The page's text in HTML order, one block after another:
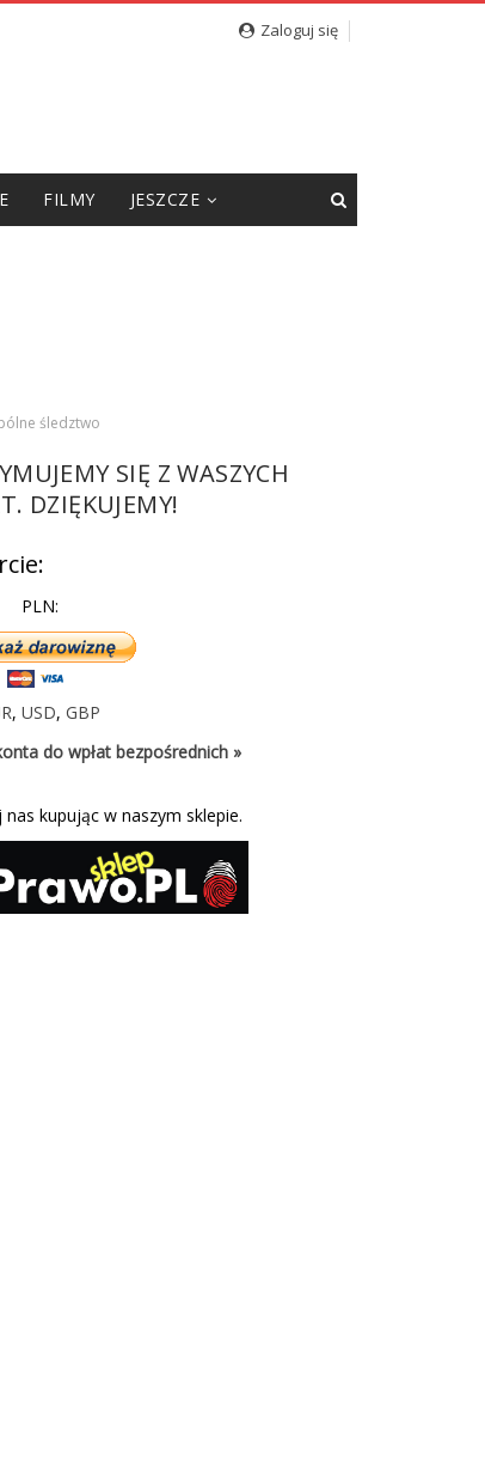
Zaloguj się
FILMY JESZCZE
śledztwo
SIĘ Z WASZYCH
DZIĘKUJEMY!
PLN:
,USD,GBP
do wpłat bezpośrednich »
nas kupując w naszym sklepie.